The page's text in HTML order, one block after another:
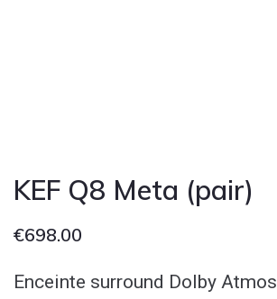
KEF Q8 Meta (pair)
€698.00
Enceinte surround Dolby Atmos